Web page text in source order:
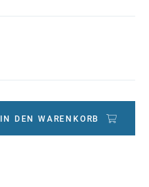
IN DEN WARENKORB